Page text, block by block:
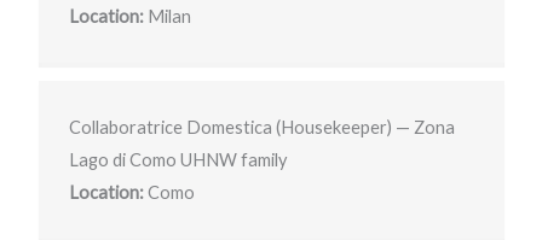
Location:Milan
Collaboratrice Domestica (Housekeeper) — Zona
Lago di Como UHNW family
Location:Como